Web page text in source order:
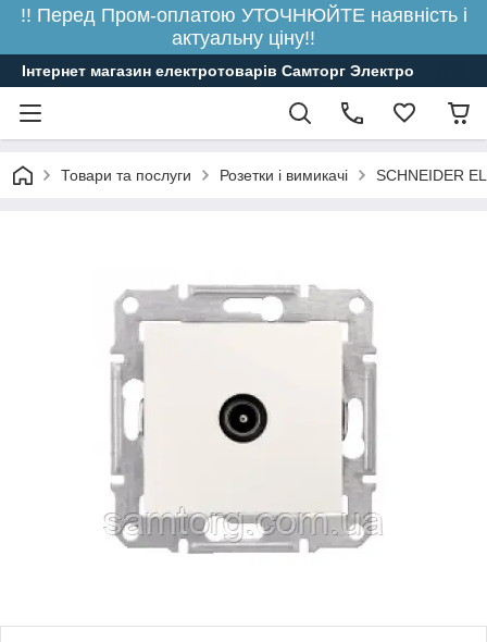
!! Перед Пром-оплатою УТОЧНЮЙТЕ наявність і
актуальну ціну!!
Інтернет магазин електротоварів Самторг Электро
Товари та послуги Розетки і вимикачі SCHNEIDER